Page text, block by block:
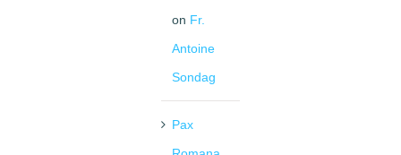
on Fr.
Antoine
Sondag
Pax